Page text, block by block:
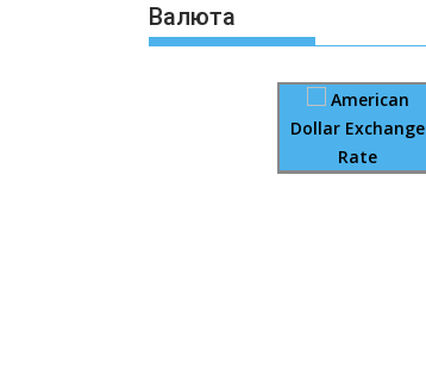
Валюта
American
Dollar Exchange
Rate